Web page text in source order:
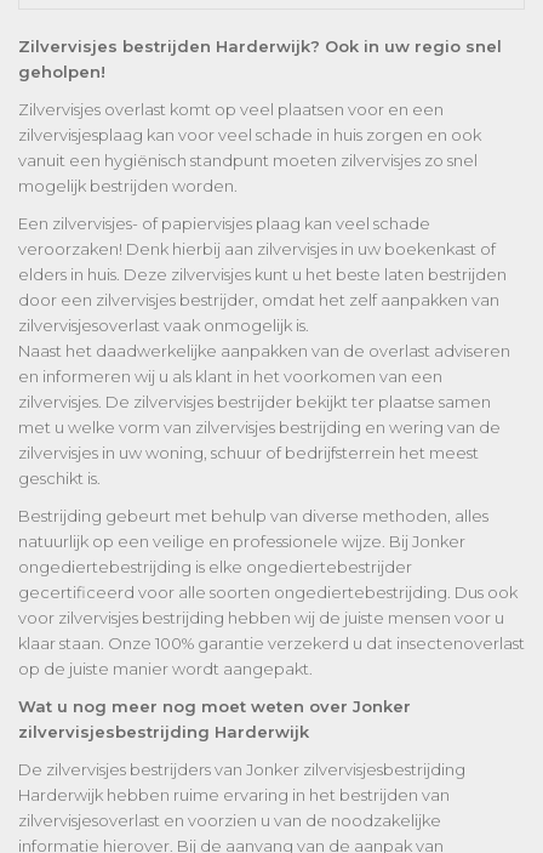
Zilvervisjes bestrijden Harderwijk? Ook in uw regio snel
geholpen!
Zilvervisjes overlast komt op veel plaatsen voor en een
zilvervisjesplaag kan voor veel schade in huis zorgen en ook
vanuit een hygiënisch standpunt moeten zilvervisjes zo snel
mogelijk bestrijden worden.
Een zilvervisjes- of papiervisjes plaag kan veel schade
veroorzaken! Denk hierbij aan zilvervisjes in uw boekenkast of
elders in huis. Deze zilvervisjes kunt u het beste laten bestrijden
door een zilvervisjes bestrijder, omdat het zelf aanpakken van
zilvervisjesoverlast vaak onmogelijk is.
Naast het daadwerkelijke aanpakken van de overlast adviseren
en informeren wij u als klant in het voorkomen van een
zilvervisjes. De zilvervisjes bestrijder bekijkt ter plaatse samen
met u welke vorm van zilvervisjes bestrijding en wering van de
zilvervisjes in uw woning, schuur of bedrijfsterrein het meest
geschikt is.
Bestrijding gebeurt met behulp van diverse methoden, alles
natuurlijk op een veilige en professionele wijze. Bij Jonker
ongediertebestrijding is elke ongediertebestrijder
gecertificeerd voor alle soorten ongediertebestrijding. Dus ook
voor zilvervisjes bestrijding hebben wij de juiste mensen voor u
klaar staan. Onze 100% garantie verzekerd u dat insectenoverlast
op de juiste manier wordt aangepakt.
Wat u nog meer nog moet weten over Jonker
zilvervisjesbestrijding Harderwijk
De zilvervisjes bestrijders van Jonker zilvervisjesbestrijding
Harderwijk hebben ruime ervaring in het bestrijden van
zilvervisjesoverlast en voorzien u van de noodzakelijke
informatie hierover. Bij de aanvang van de aanpak van